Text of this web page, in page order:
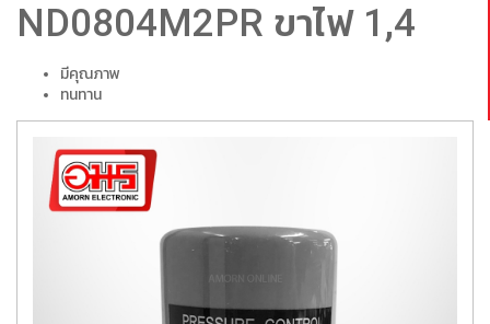
ND0804M2PR ขาไฟ 1,4
มีคุณภาพ
ทนทาน